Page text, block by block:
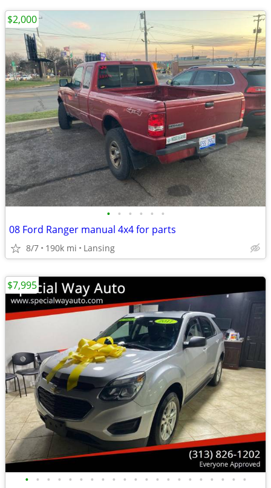
• • • • • •
08 Ford Ranger manual 4x4 for parts
8/7 190k mi Lansing
$2,000
• • • • • • • • • • • • • • • • • • • • •
$7,995